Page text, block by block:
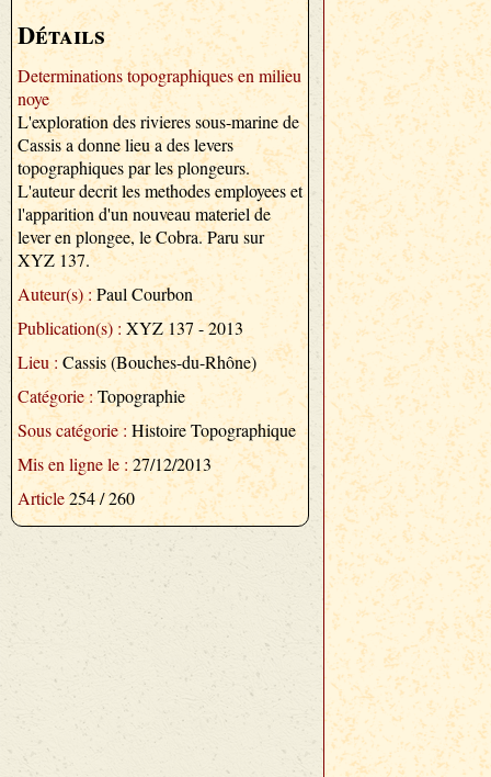
Détails
Determinations topographiques en milieu
noye
L'exploration des rivieres sous-marine de
Cassis a donne lieu a des levers
topographiques par les plongeurs.
L'auteur decrit les methodes employees et
l'apparition d'un nouveau materiel de
lever en plongee, le Cobra. Paru sur
XYZ 137.
Auteur(s) :Paul Courbon
Publication(s) : XYZ 137 - 2013
Lieu :Cassis (Bouches-du-Rhône)
Catégorie :Topographie
Sous catégorie :Histoire Topographique
Mis en ligne le : 27/12/2013
Article254 / 260